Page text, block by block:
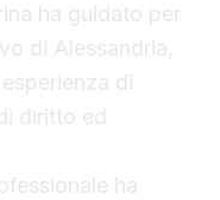
ha guidato per
di Alessandria,
di
diritto ed
ha